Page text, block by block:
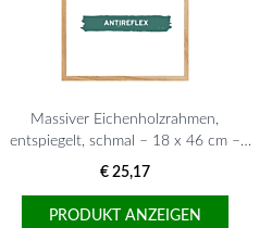
Massiver Eichenholzrahmen,
entspiegelt, schmal – 18 x 46 cm –
Typ 320
€ 25,17
PRODUKT ANZEIGEN